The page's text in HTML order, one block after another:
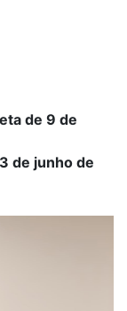
de 9 de
de junho de